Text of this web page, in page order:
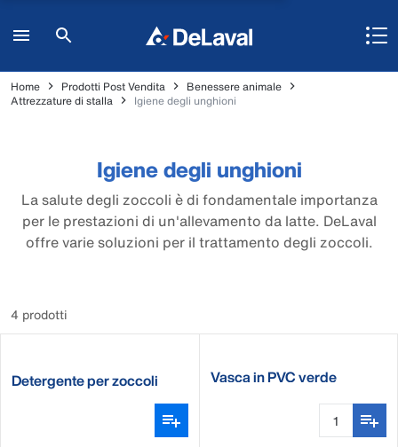
Home Prodotti Post Vendita
Benessere animale
Attrezzature di stalla
Igiene degli unghioni
Igiene degli unghioni
La salute degli zoccoli è di fondamentale importanza
per le prestazioni di un'allevamento da latte. DeLaval
offre varie soluzioni per il trattamento degli zoccoli.
4 prodotti
Detergente per zoccoli Vasca in PVC verde